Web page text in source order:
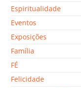
Espiritualidade
Eventos
Exposições
Família
FÉ
Felicidade